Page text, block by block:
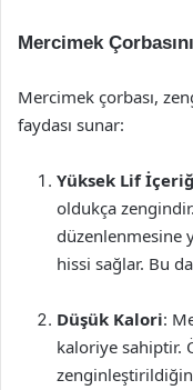
Mercimek
Mercimek çorbası,
faydası sunar:
Yüksek Lif
oldukça
düzenlenmesine
hissi sağlar. Bu da
Düşük Kalori:
kaloriye sahiptir.